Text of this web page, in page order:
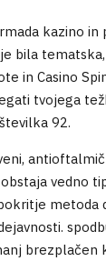
kazino in
bila
in Casino
tvojega
92.
vedno
metoda
brezplačen